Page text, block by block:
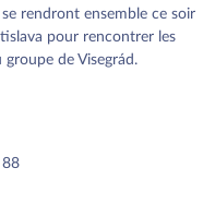
se rendront ensemble ce soir
pour rencontrer les
de Visegrád.